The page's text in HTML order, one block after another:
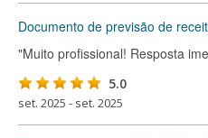
Documento de previsão de
"Muito profissional! Resposta
5.0
set. 2025 - set. 2025